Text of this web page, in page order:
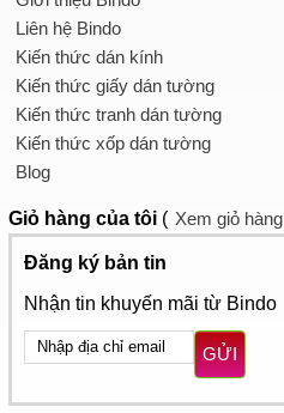
Liên hệ Bindo
Kiến thức dán kính
Kiến thức giấy dán tường
Kiến thức tranh dán tường
Kiến thức xốp dán tường
Blog
Giỏ hàng của tôi ( Xem giỏ hàng
Đăng ký bản tin
Nhận tin khuyến mãi từ Bindo
GỬI